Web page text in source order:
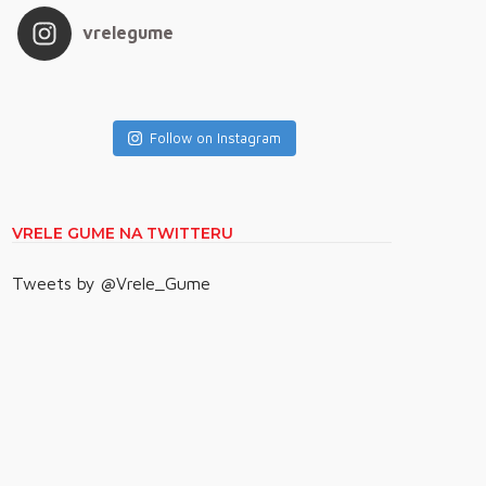
vrelegume
Follow on Instagram
VRELE GUME NA TWITTERU
Tweets by @Vrele_Gume